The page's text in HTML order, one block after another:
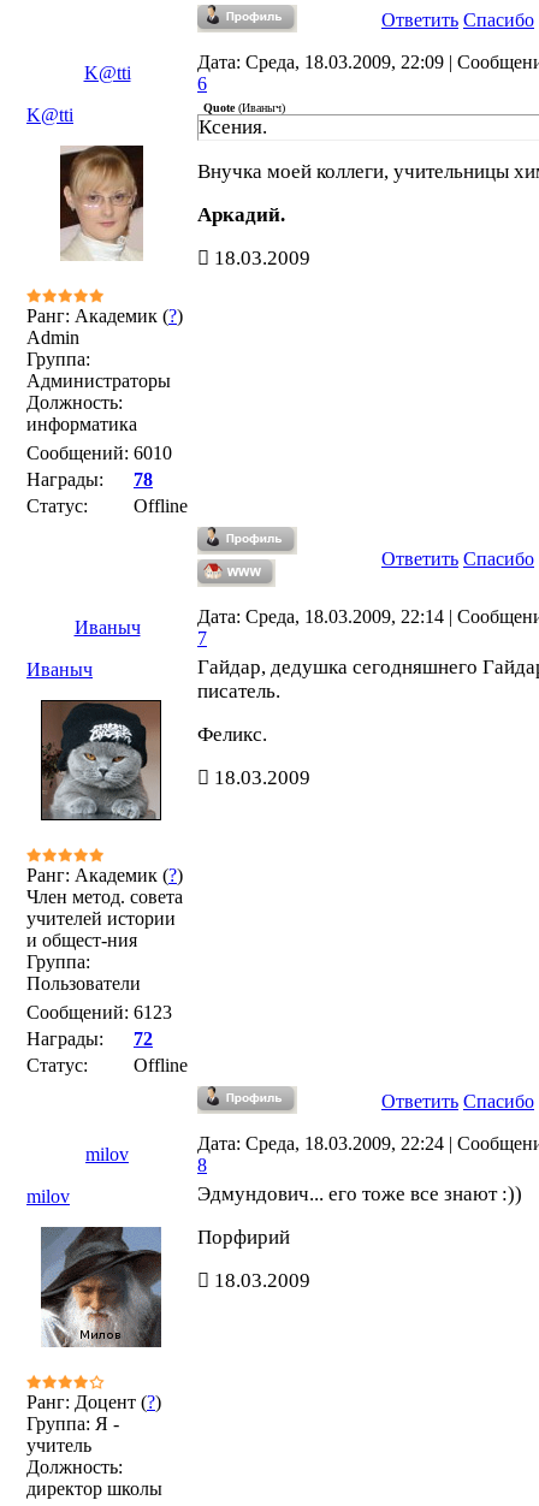
Ответить Спасибо
K@tti
Дата: Среда, 18.03.2009, 22:09 |
6
K@tti
Ранг: Академик (?)
Admin
Группа:
Администраторы
Должность:
информатика
Сообщений: 6010
Награды:
78
Статус:
Offline
Quote(Иваныч)
Ксения.
Внучка моей коллеги, учительницы
Аркадий.
18.03.2009
Ответить Спасибо
Иваныч
Дата: Среда, 18.03.2009, 22:14 |
7
Иваныч
Ранг: Академик (?)
Член метод. совета
учителей истории
и общест-ния
Группа:
Пользователи
Сообщений: 6123
Награды:
72
Статус:
Offline
Гайдар, дедушка сегодняшнего
писатель.
Феликс.
18.03.2009
Ответить Спасибо
milov
Дата: Среда, 18.03.2009, 22:24 |
8
milov
Ранг: Доцент (?)
Группа: Я -
учитель
Должность:
директор школы
Эдмундович... его тоже все знают :))
Порфирий
18.03.2009